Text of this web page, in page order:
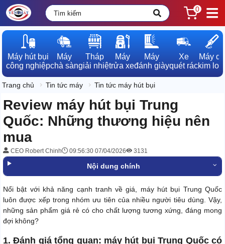
0
Máy hút bụi
công nghiệp
Máy
chà sàn
Tháp
giải nhiệt
Máy
rửa xe
Máy
đánh giày
Xe
quét rác
Máy dò
kim loại
Trang chủ Tin tức máy Tin tức máy hút bụi
Review máy hút bụi Trung
Quốc: Những thương hiệu nên
mua
CEO Robert Chinh 09:56:30 07/04/2026 3131
Nội dung chính
Nổi bật với khả năng cạnh tranh về giá, máy hút bụi Trung Quốc
luôn được xếp trong nhóm ưu tiên của nhiều người tiêu dùng. Vậy,
những sản phẩm giá rẻ có cho chất lượng tương xứng, đáng mong
đợi không?
1. Đánh giá tổng quan: máy hút bụi Trung Quốc có